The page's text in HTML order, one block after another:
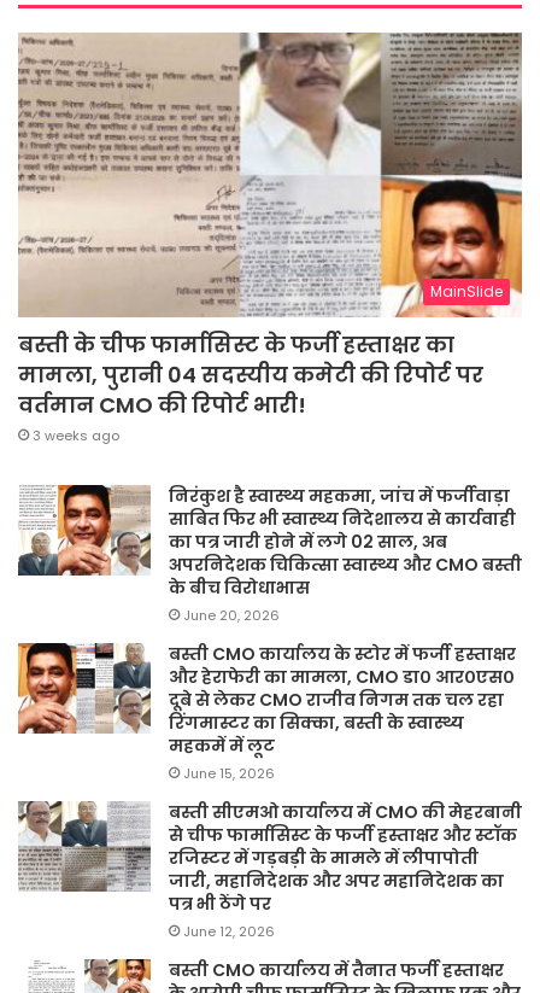
MainSlide
बस्ती के चीफ फार्मासिस्ट के फर्जी हस्ताक्षर का
मामला, पुरानी 04 सदस्यीय कमेटी की रिपोर्ट पर
वर्तमान CMO की रिपोर्ट भारी!
3 weeks ago
निरंकुश है स्वास्थ्य महकमा, जांच में फर्जीवाड़ा
साबित फिर भी स्वास्थ्य निदेशालय से कार्यवाही
का पत्र जारी होने में लगे 02 साल, अब
अपरनिदेशक चिकित्सा स्वास्थ्य और CMO बस्ती
के बीच विरोधाभास
June 20, 2026
बस्ती CMO कार्यालय के स्टोर में फर्जी हस्ताक्षर
और हेराफेरी का मामला, CMO डा० आर०एस०
दूबे से लेकर CMO राजीव निगम तक चल रहा
रिंगमास्टर का सिक्का, बस्ती के स्वास्थ्य
महकमें में लूट
June 15, 2026
बस्ती सीएमओ कार्यालय में CMO की मेहरबानी
से चीफ फार्मासिस्ट के फर्जी हस्ताक्षर और स्टॉक
रजिस्टर में गड़बड़ी के मामले में लीपापोती
जारी, महानिदेशक और अपर महानिदेशक का
पत्र भी ठेंगे पर
June 12, 2026
बस्ती CMO कार्यालय में तैनात फर्जी हस्ताक्षर